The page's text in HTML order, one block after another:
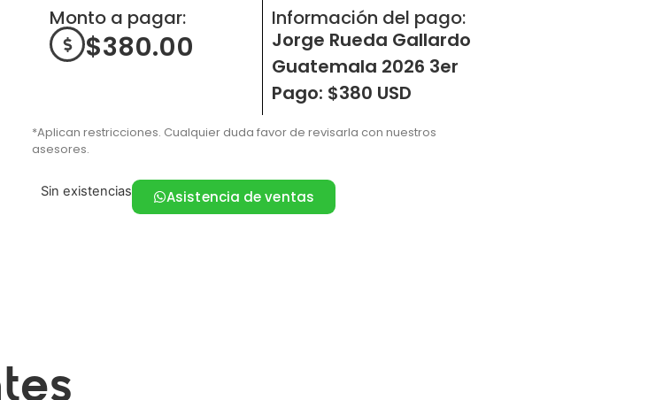
Monto a pagar:
$380.00
Información del pago:
Jorge Rueda Gallardo
Guatemala 2026 3er
Pago: $380 USD
*Aplican restricciones. Cualquier duda favor de revisarla con nuestros
asesores.
Sin existencias Asistencia de ventas